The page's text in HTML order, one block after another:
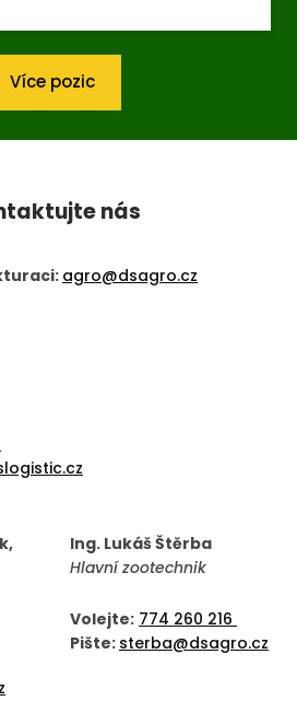
Více pozic
nás
agro@dsagro.cz
Ing. Lukáš Štěrba
Hlavní zootechnik
Volejte: 774 260 216
Pište: sterba@dsagro.cz